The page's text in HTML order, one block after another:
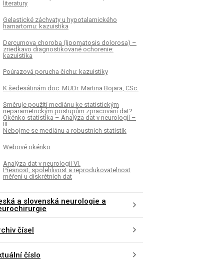
literatury
Gelastické záchvaty u hypotalamického
hamartomu: kazuistika
Dercumova choroba (lipomatosis dolorosa) –
zriedkavo diagnostikované ochorenie:
kazuistika
Poúrazová porucha čichu: kazuistiky
K šedesátinám doc. MUDr. Martina Bojara, CSc.
Směruje použití mediánu ke statistickým
neparametrickým postupům zpracování dat?
Okénko statistika – Analýza dat v neurologii –
III.
Nebojme se mediánu a robustních statistik
Webové okénko
Analýza dat v neurologii VI.
Přesnost, spolehlivost a reprodukovatelnost
měření u diskrétních dat
a slovenská neurologie a
čísel
číslo